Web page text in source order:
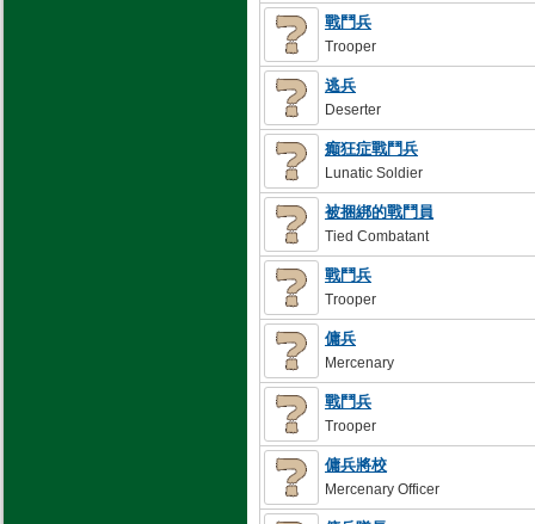
戰鬥兵
Trooper
逃兵
Deserter
癲狂症戰鬥兵
Lunatic Soldier
被捆綁的戰鬥員
Tied Combatant
戰鬥兵
Trooper
傭兵
Mercenary
戰鬥兵
Trooper
傭兵將校
Mercenary Officer